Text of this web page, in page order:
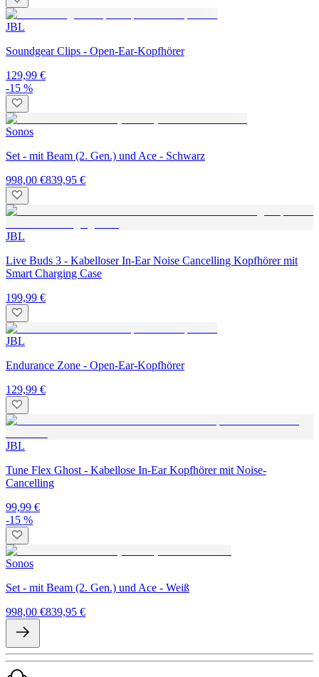
JBL
Soundgear Clips - Open-Ear-Kopfhörer
129,99 €
-15 %
Sonos
Set - mit Beam (2. Gen.) und Ace - Schwarz
998,00 €839,95 €
JBL
Live Buds 3 - Kabelloser In-Ear Noise Cancelling Kopfhörer mit
Smart Charging Case
199,99 €
JBL
Endurance Zone - Open-Ear-Kopfhörer
129,99 €
JBL
Tune Flex Ghost - Kabellose In-Ear Kopfhörer mit Noise-
Cancelling
99,99 €
-15 %
Sonos
Set - mit Beam (2. Gen.) und Ace - Weiß
998,00 €839,95 €